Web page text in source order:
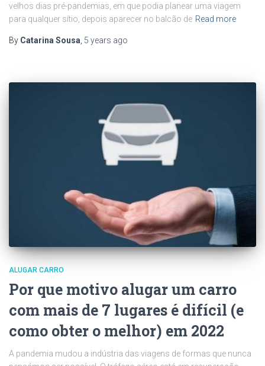
velhos dias pré-pandemias, em que podia planear uma viagem
para qualquer sítio, depois aparecer no balcão de Read more
By Catarina Sousa 5 years ago
ALUGAR CARRO
Por que motivo alugar um carro
com mais de 7 lugares é difícil (e
como obter o melhor) em 2022
A pandemia mudou a indústria das viagens de formas que nunca